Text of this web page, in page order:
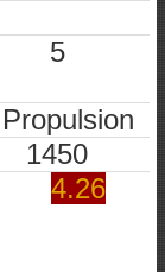
5
Propulsion
1450
4.26